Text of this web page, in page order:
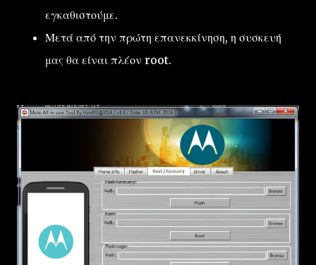
εγκαθιστούμε.
Μετά από την πρώτη επανεκκίνηση, η συσκευή
μας θα είναι πλέον root.